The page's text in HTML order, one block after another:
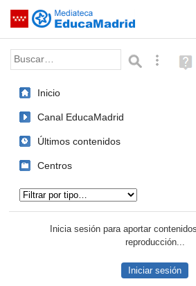
Saltar navegación
Palabra o frase: Búsqueda
(en
Inicio
Canal EducaMadrid
Últimos contenidos
Centros
Inicia sesión para aportar
reproducción...
Iniciar sesión